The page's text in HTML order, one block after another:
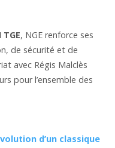
, NGE renforce ses
de sécurité et de
avec Régis Malclès
pour l’ensemble des
d’un classique